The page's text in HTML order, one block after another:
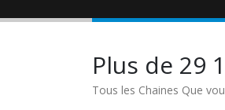
Plus de 29
Tous les Chaines Que